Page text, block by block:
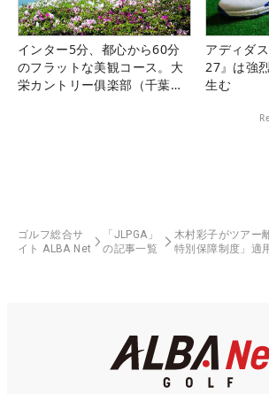
インター5分、都心から60分
のフラットな美観コース。大
栄カントリー俱楽部（千葉
アディダ
27』は強
生む
ゴルフ総合サ
イト ALBA Net
「JLPGA」
の記事一覧
木村彩子がツアー
特別保障制度」適